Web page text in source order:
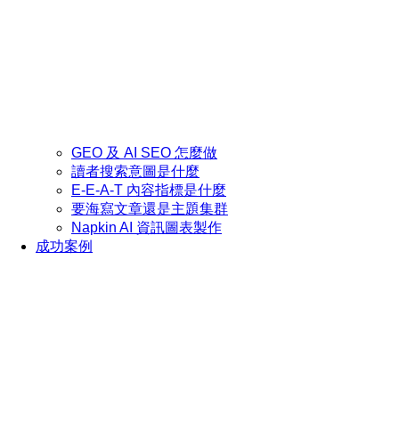
GEO 及 AI SEO 怎麼做
讀者搜索意圖是什麼
E-E-A-T 內容指標是什麼
要海寫文章還是主題集群
Napkin AI 資訊圖表製作
成功案例